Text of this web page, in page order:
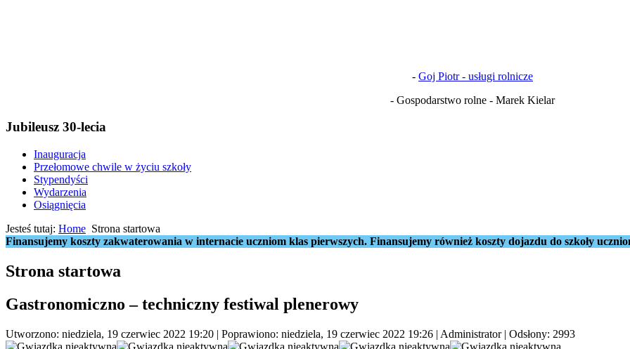
- Goj Piotr - usługi rolnicze
- Gospodarstwo rolne - Marek Kielar
Jubileusz 30-lecia
Inauguracja
Przełomowe chwile w życiu szkoły
Stypendyści
Wydarzenia
Osiągnięcia
Jesteś tutaj: Home Strona startowa
Finansujemy koszty zakwaterowania w internacie uczniom klas pierwszych. Finansujemy również koszty dojazdu do szkoły
Strona startowa
Gastronomiczno – techniczny festiwal plenerowy
Utworzono: niedziela, 19 czerwiec 2022 19:20 | Poprawiono: niedziela, 19 czerwiec 2022 19:26 | Administrator| Odsłony: 2993